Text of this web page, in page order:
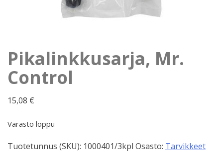
Pikalinkkusarja, Mr.
Control
15,08 €
Varasto loppu
Tuotetunnus (SKU): 1000401/3kpl Osasto: Tarvikkeet